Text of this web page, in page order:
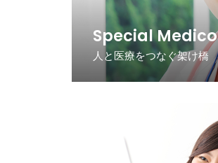
Special Medico
人と医療をつなぐ架け橋